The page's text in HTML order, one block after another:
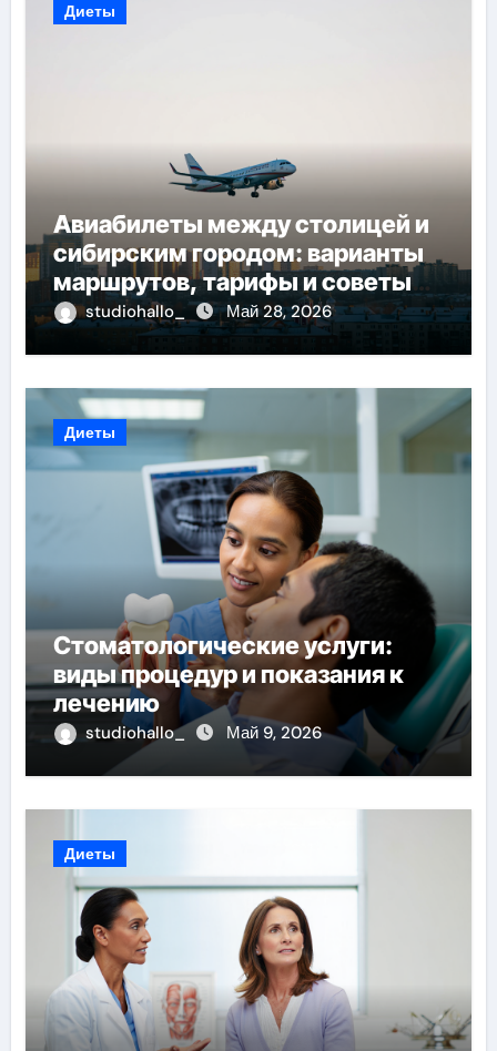
Диеты
Авиабилеты между столицей и
сибирским городом: варианты
маршрутов, тарифы и советы
по планированию поездки
studiohallo_ Май 28, 2026
Диеты
Стоматологические услуги:
виды процедур и показания к
лечению
studiohallo_ Май 9, 2026
Диеты